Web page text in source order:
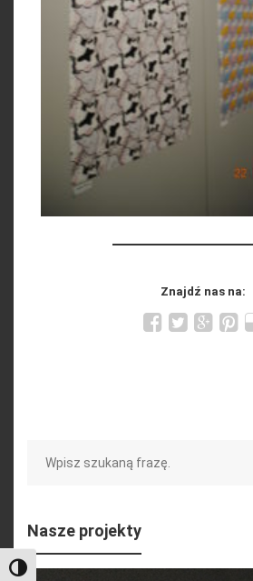
Toggle High Contrast
Znajdź nas na:
Nasze projekty